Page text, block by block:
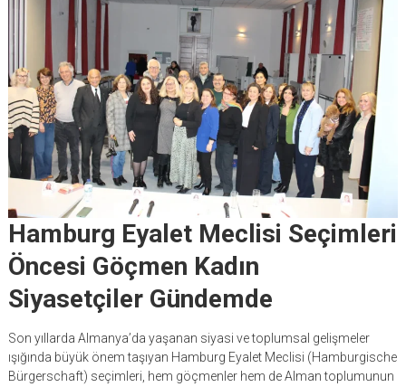
Hamburg Eyalet Meclisi Seçimleri
Öncesi Göçmen Kadın
Siyasetçiler Gündemde
Son yıllarda Almanya’da yaşanan siyasi ve toplumsal gelişmeler
ışığında büyük önem taşıyan Hamburg Eyalet Meclisi (Hamburgische
Bürgerschaft) seçimleri, hem göçmenler hem de Alman toplumunun